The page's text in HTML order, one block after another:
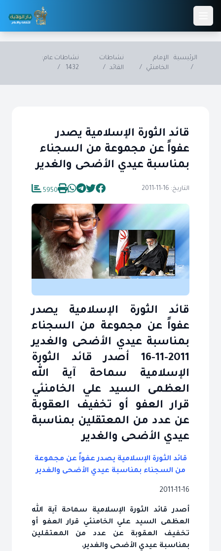
Skip to main content
الرئيسية
/
الإمام
الخامنئي
/
نشاطات
القائد
/
نشاطات عام:
1432
/
قائد الثورة الإسلامية يصدر
عفواً عن مجموعة من السجناء
بمناسبة عيدي الأضحى والغدير
التاريخ: 16-11-2011 5950
قائد الثورة الإسلامية يصدر
عفواً عن مجموعة من السجناء
بمناسبة عيدي الأضحى والغدير
2011-11-16 أصدر قائد الثورة
الإسلامية سماحة آية الله
العظمى السيد علي الخامنئي
قرار العفو أو تخفيف العقوبة
عن عدد من المعتقلين بمناسبة
عيدي الأضحى والغدير
قائد الثورة الإسلامية يصدر عفواً عن مجموعة
من السجناء بمناسبة عيدي الأضحى والغدير
2011-11-16
أصدر قائد الثورة الإسلامية سماحة آية الله
العظمى السيد علي الخامنئي قرار العفو أو
تخفيف العقوبة عن عدد من المعتقلين
بمناسبة عيدي الأضحى والغدير.